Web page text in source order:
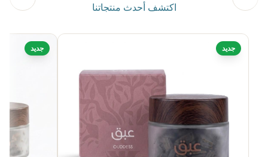
اكتشف أحدث منتجاتنا
جديد جديد